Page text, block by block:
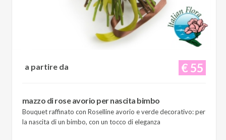
€ 55
a partire da
mazzo di rose avorio per nascita bimbo
Bouquet raffinato con Roselline avorio e verde decorativo: per
la nascita di un bimbo, con un tocco di eleganza